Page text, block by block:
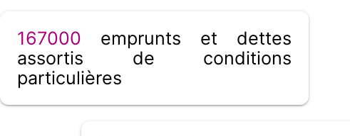
167000 emprunts et dettes
assortis de conditions
particulières